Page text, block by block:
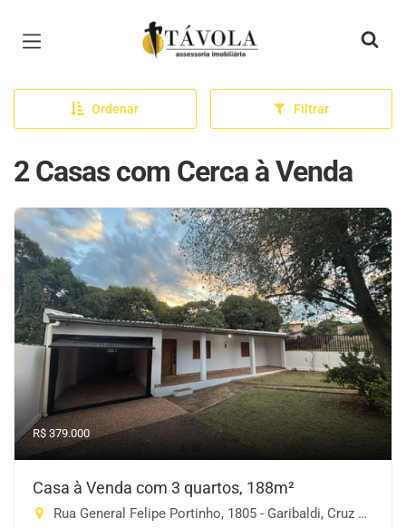
Página inicial
Ordenar Filtrar
2 Casas com Cerca à Venda
R$ 379.000
Casa à Venda com 3 quartos, 188m²
Rua General Felipe Portinho, 1805 - Garibaldi, Cruz Alta-RS